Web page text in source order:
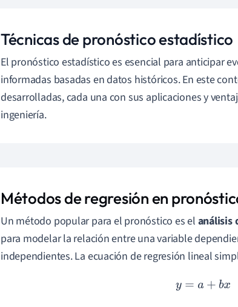
Técnicas de pronóstico estadístico
El pronóstico estadístico es esencial para anticipar
informadas basadas en datos históricos. En este
desarrolladas, cada una con sus aplicaciones y
ingeniería.
Métodos de regresión en
Un método popular para el pronóstico es el análisis
para modelar la relación entre una variable
independientes. La ecuación de regresión lineal
y= a+bx